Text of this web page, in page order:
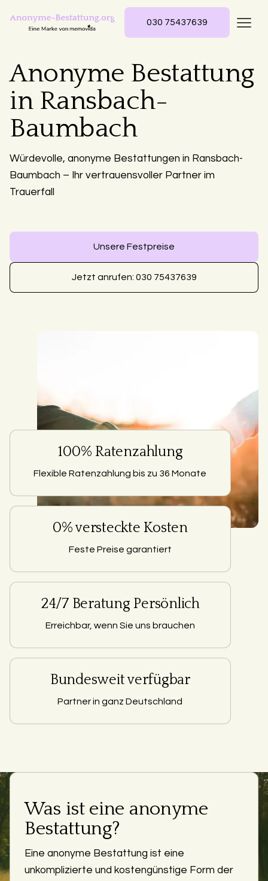
030 75437639
Anonyme Bestattung
in Ransbach-
Baumbach
Würdevolle, anonyme Bestattungen in Ransbach-
Baumbach – Ihr vertrauensvoller Partner im
Trauerfall
Unsere Festpreise
Jetzt anrufen: 030 75437639
100% Ratenzahlung
Flexible Ratenzahlung bis zu 36 Monate
0% versteckte Kosten
Feste Preise garantiert
24/7 Beratung Persönlich
Erreichbar, wenn Sie uns brauchen
Bundesweit verfügbar
Partner in ganz Deutschland
Was ist eine anonyme
Bestattung?
Eine anonyme Bestattung ist eine
unkomplizierte und kostengünstige Form der